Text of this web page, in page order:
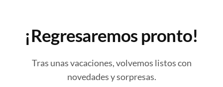
¡Regresaremos pronto!
Tras unas vacaciones, volvemos listos con
novedades y sorpresas.